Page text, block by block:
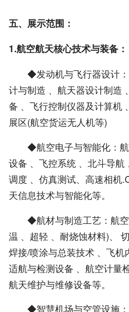
五、展示范围：
1.航空航天核心技术与装备：
◆发动机与飞行器设计：
计与制造 、航天器设计制造
备 、飞行控制仪器及计算机
展区(航空货运无人机等)
◆航空电子与智能化：航
设备 、飞控系统 、北斗导航
调度 、仿真测试、高速相机
天信息技术与智能化等。
◆航材与制造工艺：航空
温 、超轻 、耐烧蚀材料)、
焊接/喷涂与总装技术 、飞机
适航与检测设备 、航空计量
航天维护与维修设备等。
◆智慧机场与空管设施：